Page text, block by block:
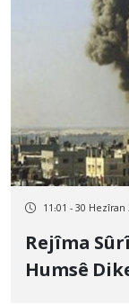
11:01 - 30 Hezîran
Rejîma
Humsê